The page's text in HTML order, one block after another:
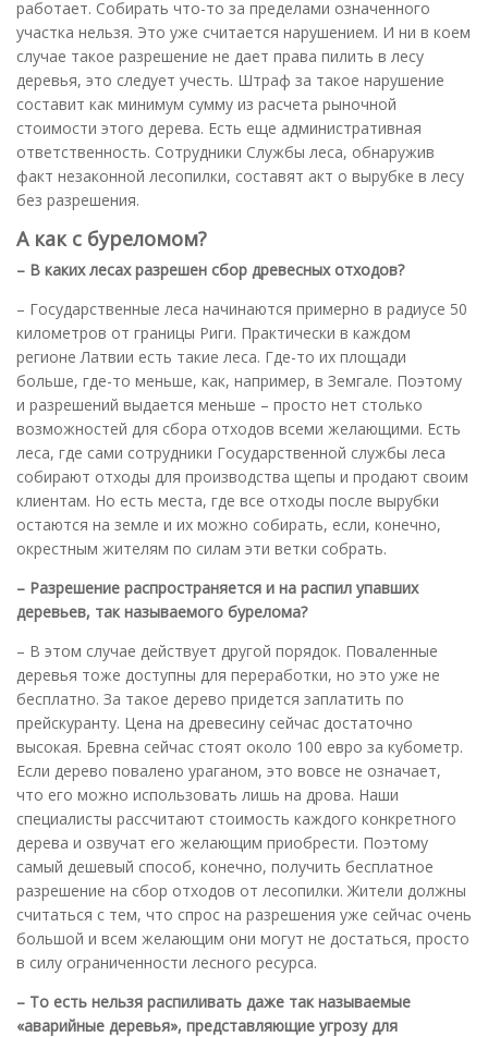
работает. Собирать что-то за пределами означенного
участка нельзя. Это уже считается нарушением. И ни в коем
случае такое разрешение не дает права пилить в лесу
деревья, это следует учесть. Штраф за такое нарушение
составит как минимум сумму из расчета рыночной
стоимости этого дерева. Есть еще административная
ответственность. Сотрудники Службы леса, обнаружив
факт незаконной лесопилки, составят акт о вырубке в лесу
без разрешения.
А как с буреломом?
– В каких лесах разрешен сбор древесных отходов?
– Государственные леса начинаются примерно в радиусе 50
километров от границы Риги. Практически в каждом
регионе Латвии есть такие леса. Где-то их площади
больше, где-то меньше, как, например, в Земгале. Поэтому
и разрешений выдается меньше – просто нет столько
возможностей для сбора отходов всеми желающими. Есть
леса, где сами сотрудники Государственной службы леса
собирают отходы для производства щепы и продают своим
клиентам. Но есть места, где все отходы после вырубки
остаются на земле и их можно собирать, если, конечно,
окрестным жителям по силам эти ветки собрать.
– Разрешение распространяется и на распил упавших
деревьев, так называемого бурелома?
– В этом случае действует другой порядок. Поваленные
деревья тоже доступны для переработки, но это уже не
бесплатно. За такое дерево придется заплатить по
прейскуранту. Цена на древесину сейчас достаточно
высокая. Бревна сейчас стоят около 100 евро за кубометр.
Если дерево повалено ураганом, это вовсе не означает,
что его можно использовать лишь на дрова. Наши
специалисты рассчитают стоимость каждого конкретного
дерева и озвучат его желающим приобрести. Поэтому
самый дешевый способ, конечно, получить бесплатное
разрешение на сбор отходов от лесопилки. Жители должны
считаться с тем, что спрос на разрешения уже сейчас очень
большой и всем желающим они могут не достаться, просто
в силу ограниченности лесного ресурса.
– То есть нельзя распиливать даже так называемые
«аварийные деревья», представляющие угрозу для